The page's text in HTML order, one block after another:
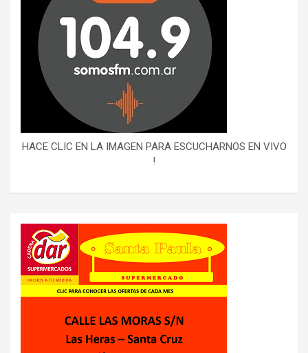
HACE CLIC EN LA IMAGEN PARA ESCUCHARNOS EN VIVO
!